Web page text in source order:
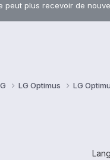
peut plus recevoir de
LG Optimus LG